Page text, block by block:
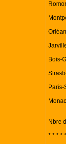
Bois-
Paris-
Nbre
* * * * *